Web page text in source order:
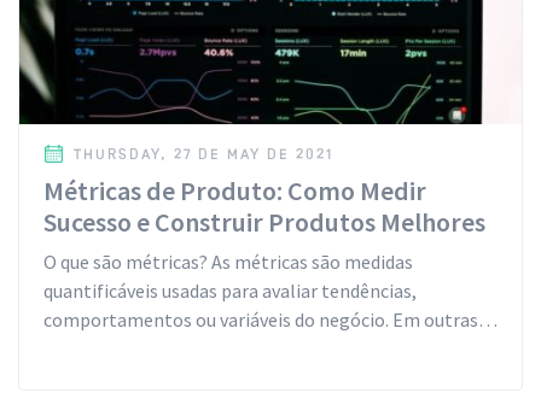
THURSDAY, 27 DE MAY DE 2021
Métricas de Produto: Como Medir
Sucesso e Construir Produtos Melhores
O que são métricas? As métricas são medidas
quantificáveis usadas para avaliar tendências,
comportamentos ou variáveis do negócio. Em outras…